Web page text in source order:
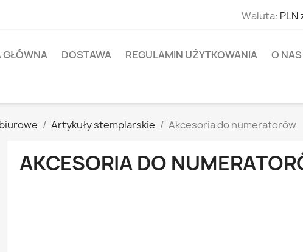
Waluta: PLN
GŁÓWNA DOSTAWA REGULAMIN UŻYTKOWANIA O NAS
Artykuły stemplarskie Akcesoria do numeratorów
AKCESORIA DO